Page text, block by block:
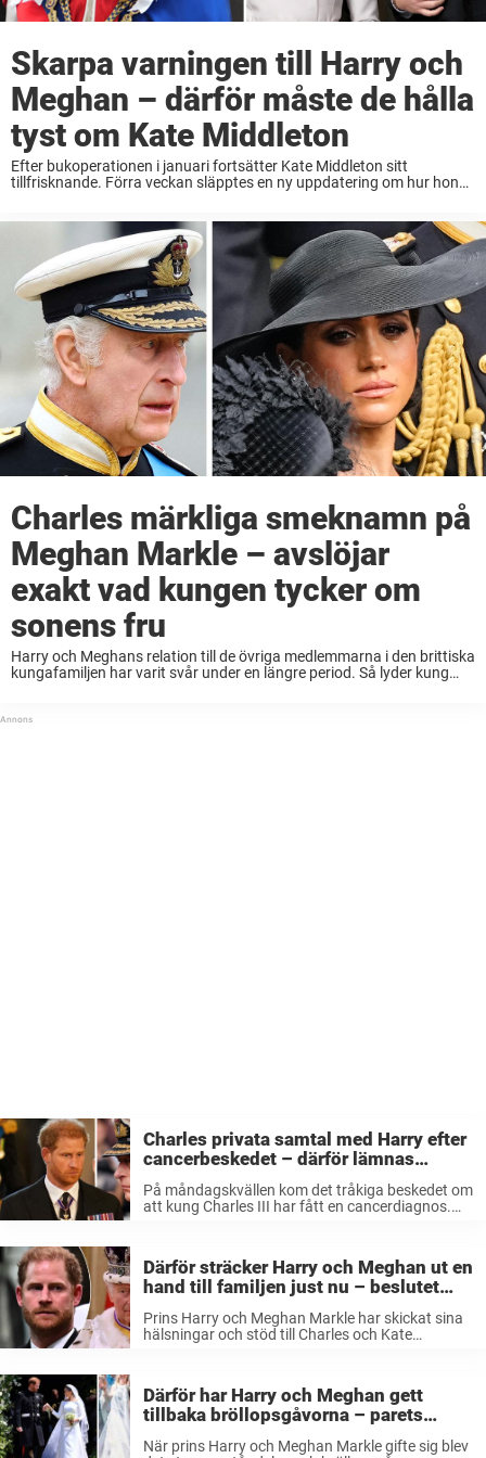
Skarpa varningen till Harry och
Meghan – därför måste de hålla
tyst om Kate Middleton
Efter bukoperationen i januari fortsätter Kate Middleton sitt
tillfrisknande. Förra veckan släpptes en ny uppdatering om hur hon
Charles märkliga smeknamn på
Meghan Markle – avslöjar
exakt vad kungen tycker om
sonens fru
Harry och Meghans relation till de övriga medlemmarna i den brittiska
kungafamiljen har varit svår under en längre period. Så lyder kung
Charles privata samtal med Harry efter
cancerbeskedet – därför lämnas
Meghan kvar i utlandet
På måndagskvällen kom det tråkiga beskedet om
att kung Charles III har fått en cancerdiagnos.
Därför sträcker Harry och Meghan ut en
hand till familjen just nu – beslutet
Prins Harry och Meghan Markle har skickat sina
hälsningar och stöd till Charles och Kate
Därför har Harry och Meghan gett
tillbaka bröllopsgåvorna – parets
När prins Harry och Meghan Markle gifte sig blev